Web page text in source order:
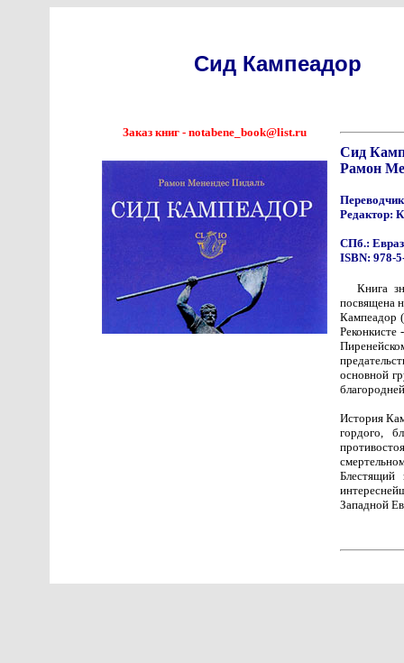
Сид Кампеадор
Заказ книг - notabene_book@list.ru
Сид
Рамон
Редактор:
СПб.:
ISBN: 978-
Книга
посвящена
Кампеадор
основной
История
гордого,
Блестящий
Западной